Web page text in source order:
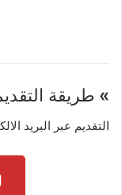
» طريقة
التقديم عبر البريد